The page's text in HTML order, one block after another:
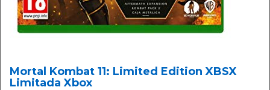
Mortal Kombat 11: Limited Edition XBSX
Limitada Xbox